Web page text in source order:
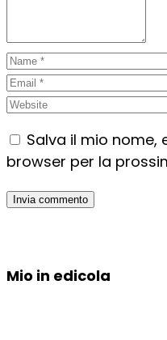
Salva il mio nome,
browser per la
Mio in edicola